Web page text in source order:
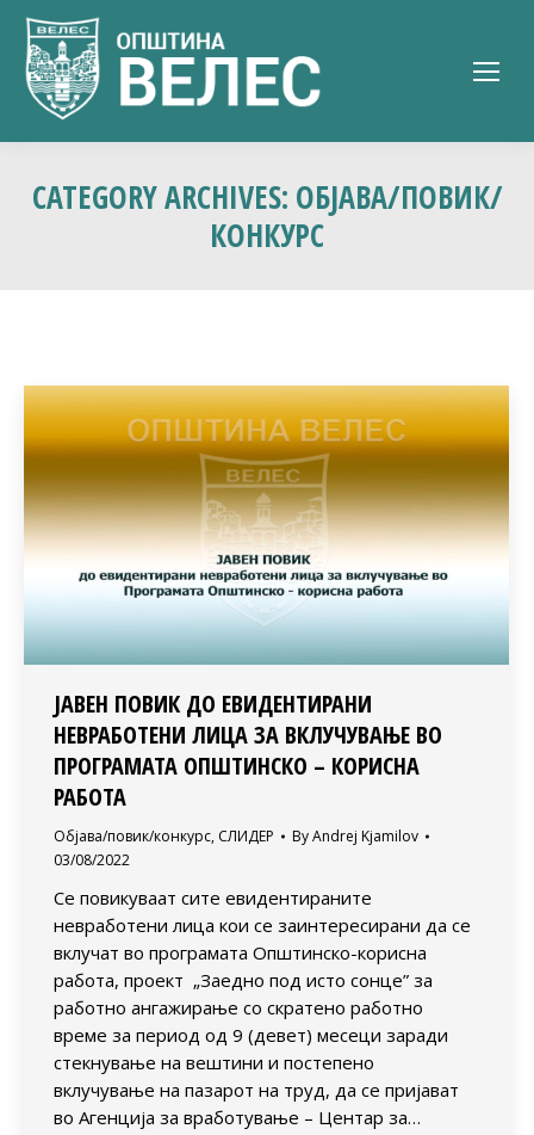
CATEGORY ARCHIVES: ОБЈАВА/ПОВИК/
КОНКУРС
ЈАВЕН ПОВИК ДО ЕВИДЕНТИРАНИ
НЕВРАБОТЕНИ ЛИЦА ЗА ВКЛУЧУВАЊЕ ВО
ПРОГРАМАТА ОПШТИНСКО – КОРИСНА
РАБОТА
Објава/повик/конкурс, СЛИДЕР ByAndrej Kjamilov
03/08/2022
Се повикуваат сите евидентираните
невработени лица кои се заинтересирани да се
вклучат во програмата Општинско-корисна
работа, проект „Заедно под исто сонце” за
работно ангажирање со скратено работно
време за период од 9 (девет) месеци заради
стекнување на вештини и постепено
вклучување на пазарот на труд, да се пријават
во Агенција за вработување – Центар за…